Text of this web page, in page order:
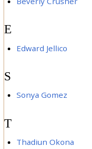
E
Edward Jellico
S
Sonya Gomez
T
Thadiun Okona